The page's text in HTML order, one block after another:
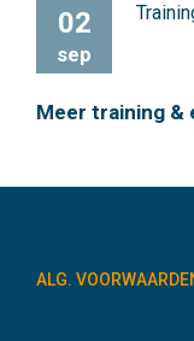
02
sep
Meer training &
ALG.